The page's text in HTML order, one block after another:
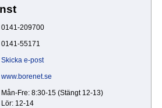
0141-209700
0141-55171
Skicka e-post
www.borenet.se
Mån-Fre: 8:30-15 (Stängt 12-13)
Lör: 12-14